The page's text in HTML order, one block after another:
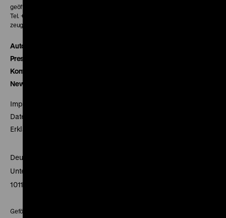
geöffnet 30 Minuten vor Beginn der ersten Vorstellung
Tel. + 49 30 20304-770
zeughauskino@dhm.de
Autor*innen
Presse
Kontakt
Newsletter
Impressum
Datenschutz
Erklärung digitale Barrierefreiheit
Deutsches Historisches Museum
Unter den Linden 2
10117 Berlin
Gefördert mit Mitteln des Beauftragten der Bundesregierung für